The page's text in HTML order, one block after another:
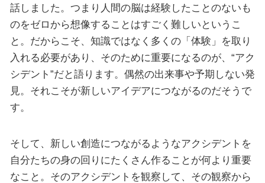
話しました。つまり人間の脳は経験したことのないも
のをゼロから想像することはすごく難しいというこ
と。だからこそ、知識ではなく多くの「体験」を取り
入れる必要があり、そのために重要になるのが、“アク
シデント”だと語ります。偶然の出来事や予期しない発
見。それこそが新しいアイデアにつながるのだそうで
す。
そして、新しい創造につながるようなアクシデントを
自分たちの身の回りにたくさん作ることが何より重要
なこと。そのアクシデントを観察して、その観察から